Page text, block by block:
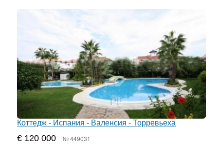
Коттедж - Испания - Валенсия - Торревьеха
€ 120 000 № 449031